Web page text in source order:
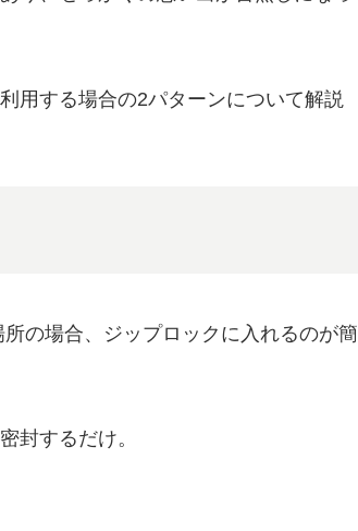
用する場合の2パターンについて解説
の場合、ジップロックに入れるのが簡
封するだけ。